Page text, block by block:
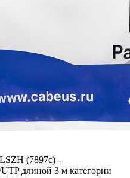
(7897c) -
длиной 3 м категории